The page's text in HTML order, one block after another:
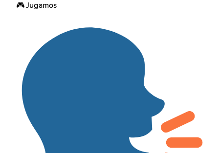
🎮 Jugamos